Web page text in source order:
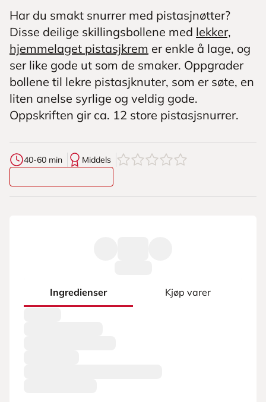
Har du smakt snurrer med pistasjnøtter?
Disse deilige skillingsbollene med lekker,
hjemmelaget pistasjkrem er enkle å lage, og
ser like gode ut som de smaker. Oppgrader
bollene til lekre pistasjknuter, som er søte, en
liten anelse syrlige og veldig gode.
Oppskriften gir ca. 12 store pistasjsnurrer.
40-60 min Middels 0av5stjerner
Ingredienser Kjøp varer